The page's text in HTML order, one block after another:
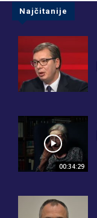
Najčitanije
00:34:29